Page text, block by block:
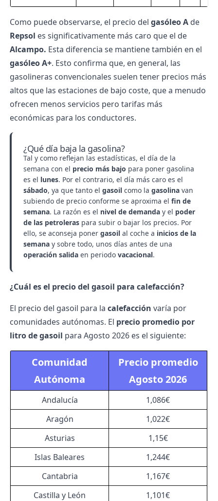
Como puede observarse, el precio del gasóleo A de
Repsol es significativamente más caro que el de
Alcampo. Esta diferencia se mantiene también en el
gasóleo A+. Esto confirma que, en general, las
gasolineras convencionales suelen tener precios más
altos que las estaciones de bajo coste, que a menudo
ofrecen menos servicios pero tarifas más
económicas para los conductores.
¿Qué día baja la gasolina?
Tal y como reflejan las estadísticas, el día de la
semana con el precio más bajo para poner gasolina
es el lunes. Por el contrario, el día más caro es el
sábado, ya que tanto el gasoil como la gasolina van
subiendo de precio conforme se aproxima el fin de
semana. La razón es el nivel de demanda y el poder
de las petroleras para subir o bajar los precios. Por
ello, se aconseja poner gasoil al coche a inicios de la
semana y sobre todo, unos días antes de una
operación salida en periodo vacacional.
¿Cuál es el precio del gasoil para calefacción?
El precio del gasoil para la calefacción varía por
comunidades autónomas. El precio promedio por
litro de gasoil para Agosto 2026 es el siguiente:
Comunidad
Autónoma
Precio promedio
Agosto 2026
Andalucía
1,086€
Aragón
1,022€
Asturias
1,15€
Islas Baleares
1,244€
Cantabria
1,167€
Castilla y León
1,101€